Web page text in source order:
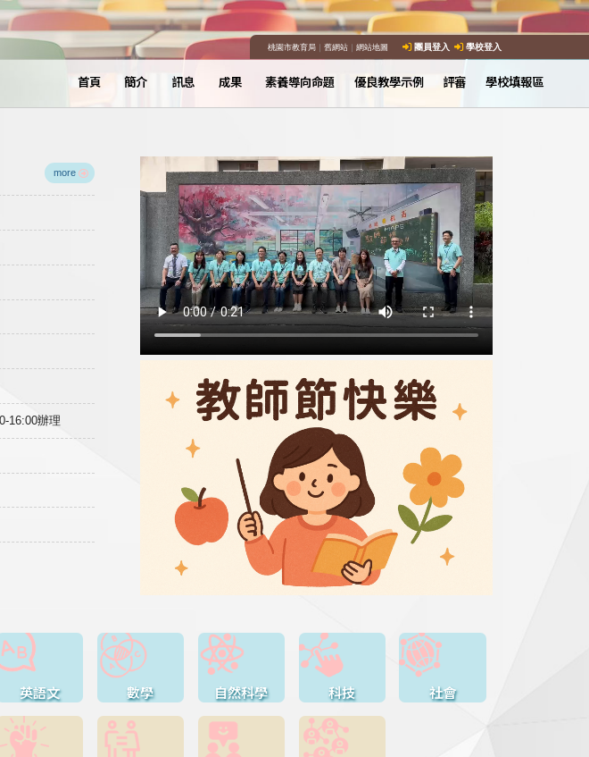
桃園市教育局｜ 舊網站｜ 網站地圖 團員登入 學校登入
首頁 簡介 訊息 成果 素養導向命題 優良教學示例 評審 學校填報區
more
16:00辦理
英語文 數學 自然科學 科技 社會